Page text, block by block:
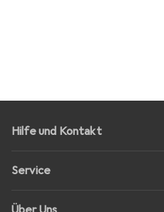
Hilfe und Kontakt
Service